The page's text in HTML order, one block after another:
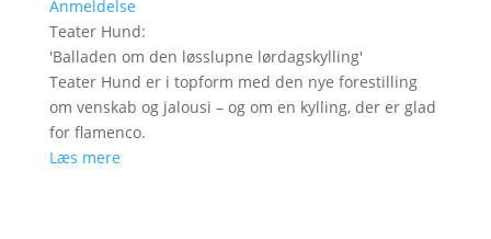
Anmeldelse
Teater Hund:
'Balladen om den løsslupne lørdagskylling'
Teater Hund er i topform med den nye forestilling
om venskab og jalousi – og om en kylling, der er glad
for flamenco.
Læs mere